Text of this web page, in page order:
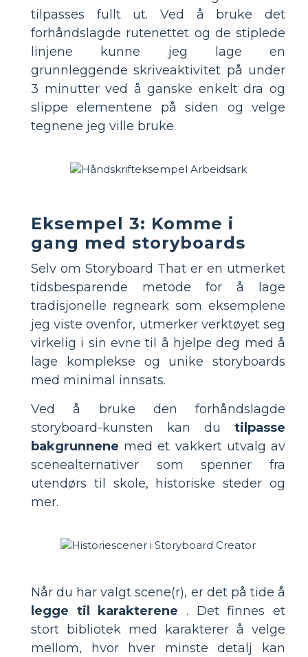
tilpasses fullt ut. Ved å bruke det
forhåndslagde rutenettet og de stiplede
linjene kunne jeg lage en
grunnleggende skriveaktivitet på under
3 minutter ved å ganske enkelt dra og
slippe elementene på siden og velge
tegnene jeg ville bruke.
Eksempel 3: Komme i
gang med storyboards
Selv om Storyboard That er en utmerket
tidsbesparende metode for å lage
tradisjonelle regneark som eksemplene
jeg viste ovenfor, utmerker verktøyet seg
virkelig i sin evne til å hjelpe deg med å
lage komplekse og unike storyboards
med minimal innsats.
Ved å bruke den forhåndslagde
storyboard-kunsten kan du tilpasse
bakgrunnene med et vakkert utvalg av
scenealternativer som spenner fra
utendørs til skole, historiske steder og
mer.
Når du har valgt scene(r), er det på tide å
legge til karakterene . Det finnes et
stort bibliotek med karakterer å velge
mellom, hvor hver minste detalj kan